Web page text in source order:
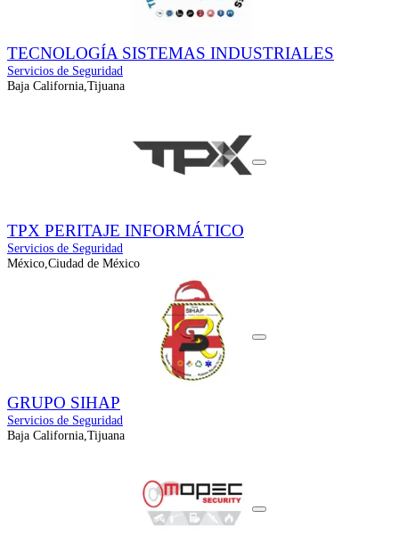
TECNOLOGÍA SISTEMAS INDUSTRIALES
Servicios de Seguridad
Baja California,Tijuana
TPX PERITAJE INFORMÁTICO
Servicios de Seguridad
México,Ciudad de México
GRUPO SIHAP
Servicios de Seguridad
Baja California,Tijuana